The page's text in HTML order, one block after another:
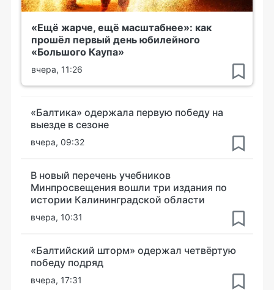
«Ещё жарче, ещё масштабнее»: как
прошёл первый день юбилейного
«Большого Каупа»
вчера, 11:26
«Балтика» одержала первую победу на
выезде в сезоне
вчера, 09:32
В новый перечень учебников
Минпросвещения вошли три издания по
истории Калининградской области
вчера, 10:31
«Балтийский шторм» одержал четвёртую
победу подряд
вчера, 17:31